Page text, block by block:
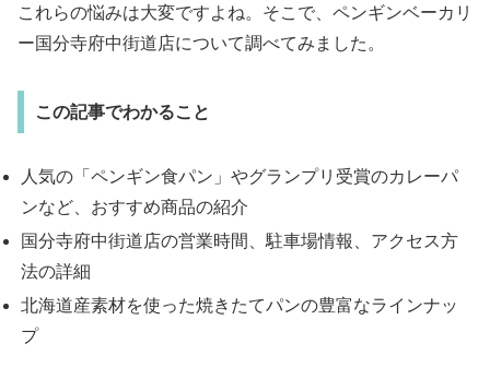
これらの悩みは大変ですよね。そこで、ペンギンベーカリ
ー国分寺府中街道店について調べてみました。
この記事でわかること
人気の「ペンギン食パン」やグランプリ受賞のカレーパ
ンなど、おすすめ商品の紹介
国分寺府中街道店の営業時間、駐車場情報、アクセス方
法の詳細
北海道産素材を使った焼きたてパンの豊富なラインナッ
プ